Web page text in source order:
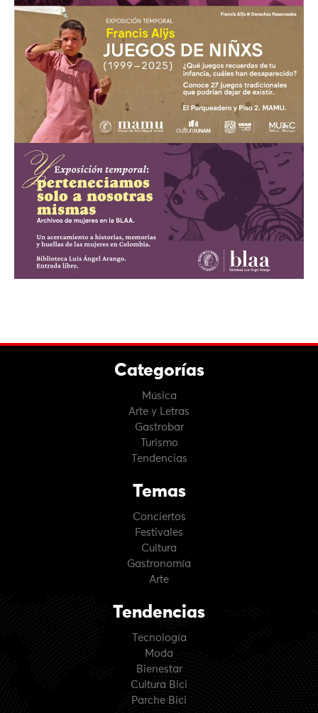
Categorías
Música
Arte y Letras
Gastrobar
Turismo
Tendencias
Temas
Conciertos
Festivales
Cultura
Gastronomía
Arte
Tendencias
Tecnología
Moda
Bienestar
Cultura Bici
Parche Bici